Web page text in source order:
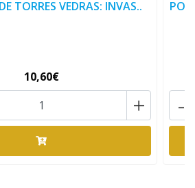
TORRES VEDRAS: INVAS..
10,60€
+ -